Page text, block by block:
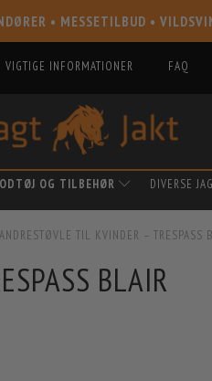
• MESSETILBUD •
VIGTIGE INFORMATIONER FAQ
OG TILBEHØR DIVERSE
TIL KVINDER – TRESPASS
BLAIR